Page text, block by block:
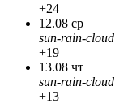
+24
12.08 ср
sun-rain-cloud
+19
13.08 чт
sun-rain-cloud
+13